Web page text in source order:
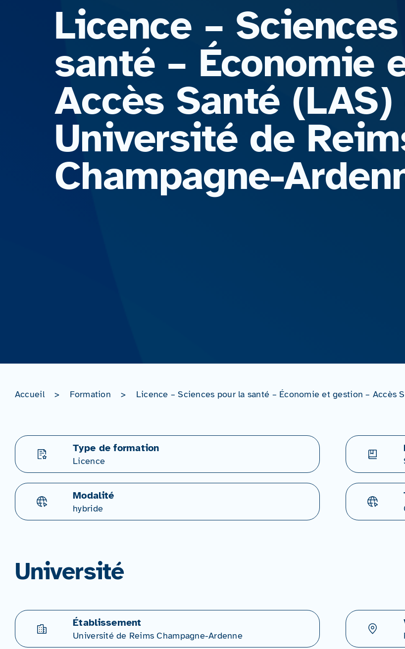
Licence –
santé – Économie
Accès Santé (LAS)
Université de
Champagne-
Accueil > Formation > Licence – Sciences pour la santé – Économie et gestion – Accès
Type de formation
Licence
Modalité
hybride
Université
Établissement
Université de Reims Champagne-Ardenne